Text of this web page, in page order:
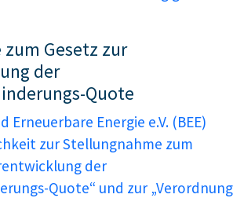
Gesetz zur
der
Quote
Erneuerbare Energie e.V. (BEE)
zur Stellungnahme zum
der
Quote“ und zur „Verordnung